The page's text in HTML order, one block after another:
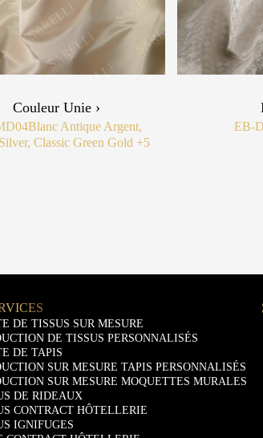
Couleur Unie ›
Blanc Antique Argent,
Classic Green Gold +5
EB-
DE TISSUS SUR MESURE
DE TISSUS PERSONNALISÉS
DE TAPIS
SUR MESURE TAPIS PERSONNALISÉS
SUR MESURE MOQUETTES MURALES
DE RIDEAUX
CONTRACT HÔTELLERIE
IGNIFUGES